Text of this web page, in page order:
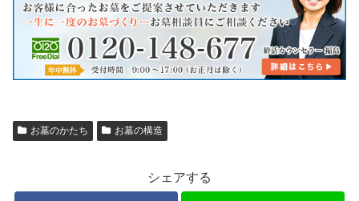
お墓のかたち お墓の構造
シェアする